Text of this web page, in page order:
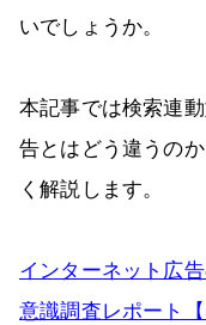
いでしょうか。
本記事では検索連
告とはどう違うの
く解説します。
インターネット広
意識調査レポート